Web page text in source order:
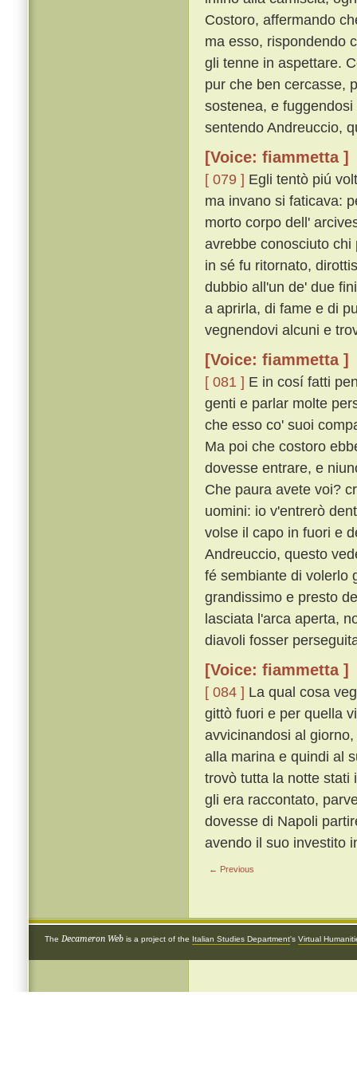
Costoro, affermando
ma esso, rispondendo
gli tenne in aspettare.
pur che ben cercasse,
sostenea, e
sentendo Andreuccio,
[Voice: fiammetta ]
[ 079 ] Egli tentò piú
ma invano si faticava:
morto corpo dell'
avrebbe conosciuto
in sé fu ritornato,
dubbio all'un de' due
a aprirla, di fame e di
vegnendovi alcuni e
[Voice: fiammetta ]
[ 081 ] E in cosí fatti
genti e parlar molte
che esso co' suoi
Ma poi che costoro
dovesse entrare, e
Che paura avete voi?
uomini: io v'entrerò
volse il capo in fuori e
Andreuccio, questo
fé sembiante di volerlo
grandissimo e presto
lasciata l'arca aperta,
diavoli fosser
[Voice: fiammetta ]
[ 084 ] La qual cosa
gittò fuori e per quella
avvicinandosi al
alla marina e quindi al
trovò tutta la notte
gli era raccontato,
dovesse di Napoli
avendo il suo investito
← Previous
The Decameron Web is a project of the Italian Studies Department's Virtual